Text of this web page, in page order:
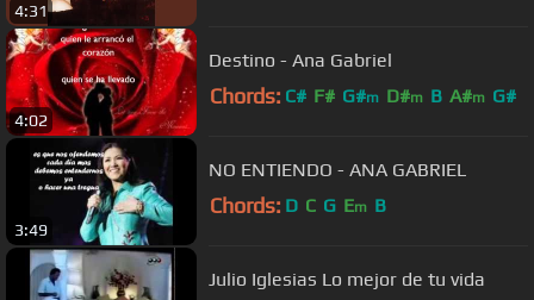
4:31
4:02
Destino - Ana Gabriel
Chords: C# F# G#m D#m B A#m G#
3:49
NO ENTIENDO - ANA GABRIEL
Chords: D C G Em B
Julio Iglesias Lo mejor de tu vida